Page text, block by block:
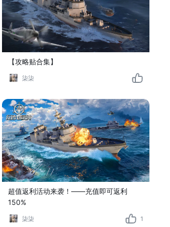
【攻略贴合集】
柒柒
超值返利活动来袭！——充值即可返利
150%
柒柒 1